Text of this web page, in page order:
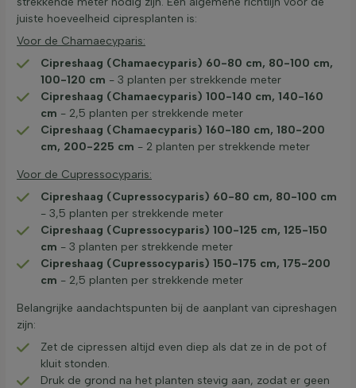
juiste hoeveelheid cipresplanten is:
Voor de Chamaecyparis:
Cipreshaag (Chamaecyparis) 60-80 cm, 80-100 cm,
100-120 cm - 3 planten per strekkende meter
Cipreshaag (Chamaecyparis) 100-140 cm, 140-160
cm - 2,5 planten per strekkende meter
Cipreshaag (Chamaecyparis) 160-180 cm, 180-200
cm, 200-225 cm - 2 planten per strekkende meter
Voor de Cupressocyparis:
Cipreshaag (Cupressocyparis) 60-80 cm, 80-100 cm
- 3,5 planten per strekkende meter
Cipreshaag (Cupressocyparis) 100-125 cm, 125-150
cm - 3 planten per strekkende meter
Cipreshaag (Cupressocyparis) 150-175 cm, 175-200
cm - 2,5 planten per strekkende meter
Belangrijke aandachtspunten bij de aanplant van cipreshagen
zijn:
Zet de cipressen altijd even diep als dat ze in de pot of
kluit stonden.
Druk de grond na het planten stevig aan, zodat er geen